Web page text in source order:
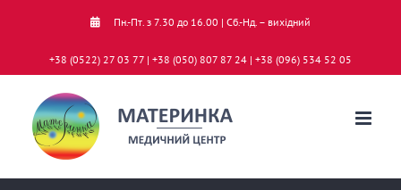
Пн.-Пт. з 7.30 до 16.00 | Сб.-Нд. – вихідний
+38 (0522) 27 03 77 | +38 (050) 807 87 24 | +38 (096) 534 52 05